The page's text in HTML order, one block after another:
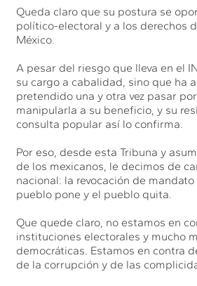
Queda claro que su postura se
político-electoral y a los derechos
México.
A pesar del riesgo que lleva en el
su cargo a cabalidad, sino que ha
pretendido una y otra vez pasar
manipularla a su beneficio, y su
consulta popular así lo confirma.
Por eso, desde esta Tribuna y
de los mexicanos, le decimos de
nacional: la revocación de
pueblo pone y el pueblo quita.
Que quede claro, no estamos en
instituciones electorales y mucho
democráticas. Estamos en contra
de la corrupción y de las